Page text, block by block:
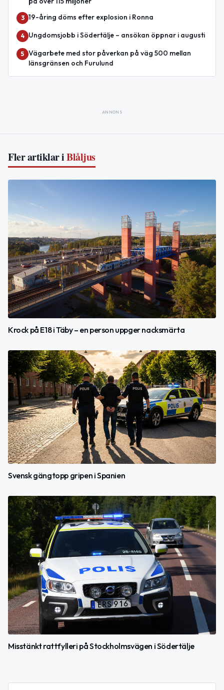
3 19-åring döms efter explosion i Ronna
4 Ungdomsjobb i Södertälje – ansökan öppnar i augusti
5 Vägarbete med stor påverkan på väg 500 mellan
länsgränsen och Furulund
ANNONS
Fler artiklar iBlåljus
Krock på E18 i Täby – en person uppger nacksmärta
Svensk gängtopp gripen i Spanien
Misstänkt rattfylleri på Stockholmsvägen i Södertälje